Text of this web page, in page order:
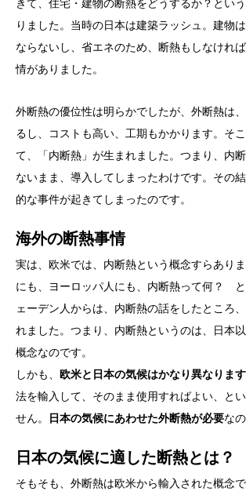
りました。当時の日本は建築ラッシュ。建物
ならないし、省エネのため、断熱もしなけれ
情がありました。
外断熱の優位性は明らかでしたが、外断熱は
るし、コストも高い、工期もかかります。そ
て、「内断熱」が生まれました。つまり、内
ないまま、導入してしまったわけです。その
的な事件が起きてしまったのです。
海外の断熱事情
実は、欧米では、内断熱という概念すらあり
にも、ヨーロッパ人にも、内断熱って何？
ェーデン人からは、内断熱の話をしたところ
れました。つまり、内断熱というのは、日本
概念なのです。
しかも、 欧米と日本の気候はかなり異なります
法を輸入して、そのまま使用すればよい、と
せん。 日本の気候にあわせた外断熱が必要な
日本の気候に適した断熱とは？
そもそも、外断熱は欧米から輸入された概念